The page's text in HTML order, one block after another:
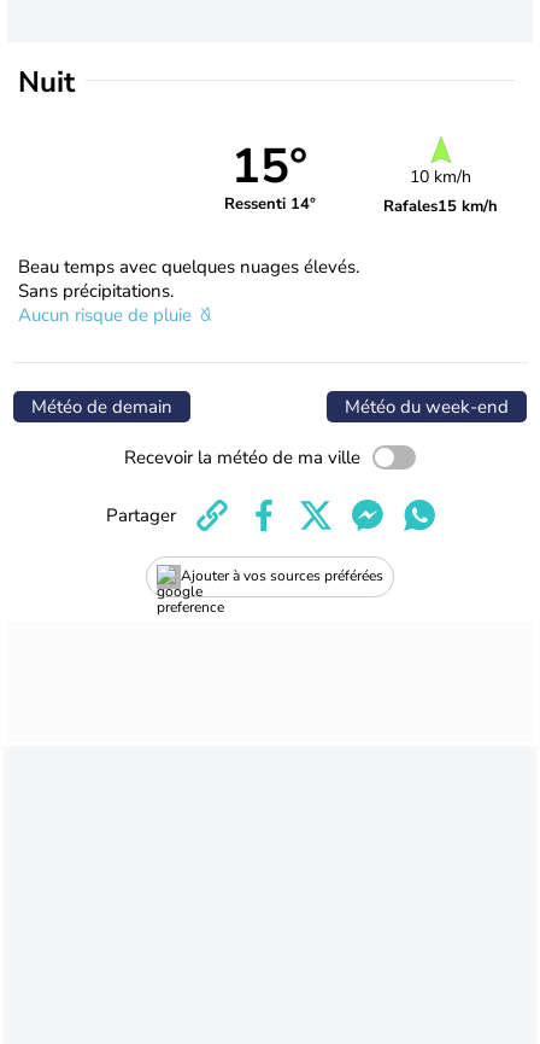
Nuit
15°
Ressenti 14°
10 km/h
Rafales15 km/h
Beau temps avec quelques nuages élevés.
Sans précipitations.
Aucun risque de pluie
Météo de demain Météo du week-end
Recevoir la météo de ma ville
Ajouter à vos sources préférées
Partager